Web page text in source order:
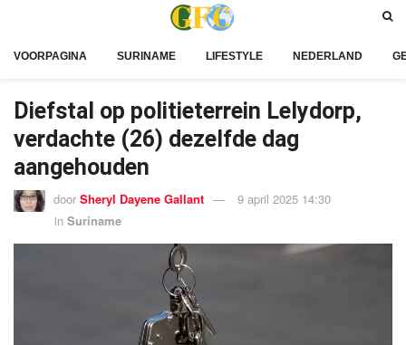
VOORPAGINA SURINAME LIFESTYLE NEDERLAND
Diefstal op politieterrein Lelydorp,
verdachte (26) dezelfde dag
aangehouden
door Sheryl Dayene Gallant
9 april 2025 14:30
in Suriname